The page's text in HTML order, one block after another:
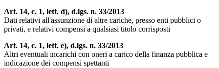
Art. 14, c. 1, lett. d), d.lgs. n. 33/2013
Dati relativi all'assunzione di altre cariche, presso enti pubblici o
privati, e relativi compensi a qualsiasi titolo corrisposti
Art. 14, c. 1, lett. e), d.lgs. n. 33/2013
Altri eventuali incarichi con oneri a carico della finanza pubblica e
indicazione dei compensi spettanti